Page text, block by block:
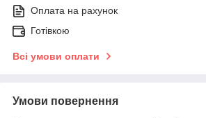
Оплата на рахунок
Готівкою
Всі умови оплати
Умови повернення